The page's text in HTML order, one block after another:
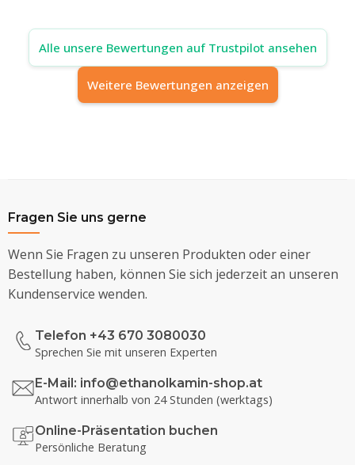
Alle unsere Bewertungen auf Trustpilot ansehen
Weitere Bewertungen anzeigen
Fragen Sie uns gerne
Wenn Sie Fragen zu unseren Produkten oder einer
Bestellung haben, können Sie sich jederzeit an unseren
Kundenservice wenden.
Telefon +43 670 3080030
Sprechen Sie mit unseren Experten
E-Mail: info@ethanolkamin-shop.at
Antwort innerhalb von 24 Stunden (werktags)
Online-Präsentation buchen
Persönliche Beratung